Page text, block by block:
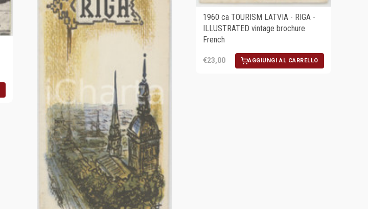
1960 ca TOURISM LATVIA - RIGA -
ILLUSTRATED vintage brochure
French
€23,00 AGGIUNGI AL CARRELLO